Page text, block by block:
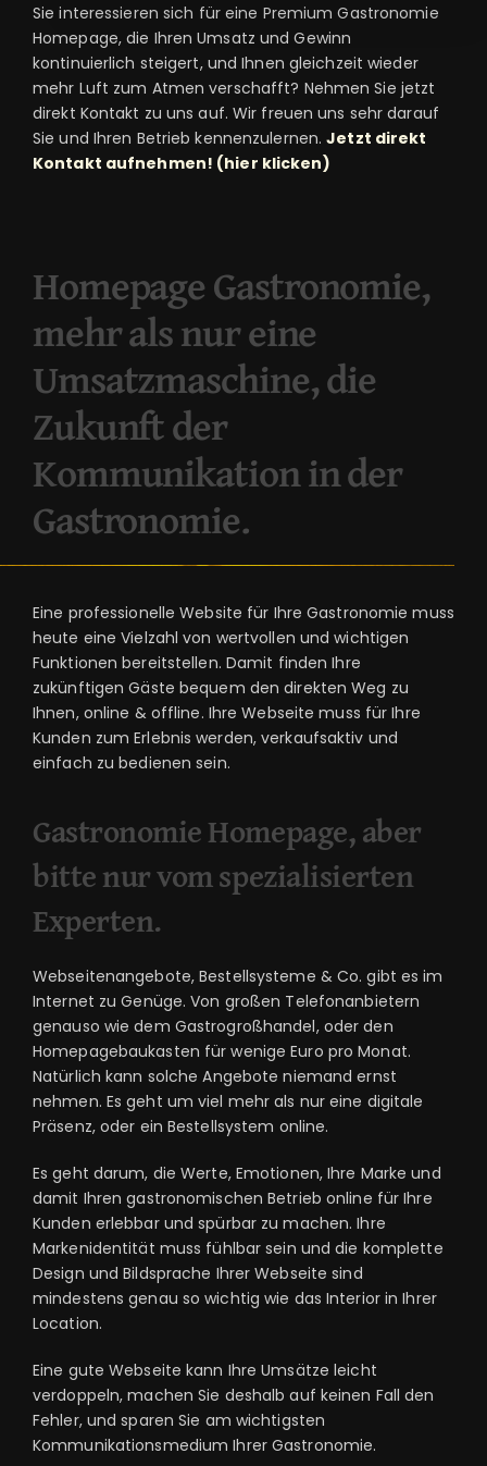
Sie interessieren sich für eine Premium Gastronomie
Homepage, die Ihren Umsatz und Gewinn
kontinuierlich steigert, und Ihnen gleichzeit wieder
mehr Luft zum Atmen verschafft? Nehmen Sie jetzt
direkt Kontakt zu uns auf. Wir freuen uns sehr darauf
Sie und Ihren Betrieb kennenzulernen.Jetzt direkt
Kontakt aufnehmen! (hier klicken)
Homepage Gastronomie,
mehr als nur eine
Umsatzmaschine, die
Zukunft der
Kommunikation in der
Gastronomie.
Eine professionelle Website für Ihre Gastronomie muss
heute eine Vielzahl von wertvollen und wichtigen
Funktionen bereitstellen. Damit finden Ihre
zukünftigen Gäste bequem den direkten Weg zu
Ihnen, online & offline. Ihre Webseite muss für Ihre
Kunden zum Erlebnis werden, verkaufsaktiv und
einfach zu bedienen sein.
Gastronomie Homepage, aber
bitte nur vom spezialisierten
Experten.
Webseitenangebote, Bestellsysteme & Co. gibt es im
Internet zu Genüge. Von großen Telefonanbietern
genauso wie dem Gastrogroßhandel, oder den
Homepagebaukasten für wenige Euro pro Monat.
Natürlich kann solche Angebote niemand ernst
nehmen. Es geht um viel mehr als nur eine digitale
Präsenz, oder ein Bestellsystem online.
Es geht darum, die Werte, Emotionen, Ihre Marke und
damit Ihren gastronomischen Betrieb online für Ihre
Kunden erlebbar und spürbar zu machen. Ihre
Markenidentität muss fühlbar sein und die komplette
Design und Bildsprache Ihrer Webseite sind
mindestens genau so wichtig wie das Interior in Ihrer
Location.
Eine gute Webseite kann Ihre Umsätze leicht
verdoppeln, machen Sie deshalb auf keinen Fall den
Fehler, und sparen Sie am wichtigsten
Kommunikationsmedium Ihrer Gastronomie.